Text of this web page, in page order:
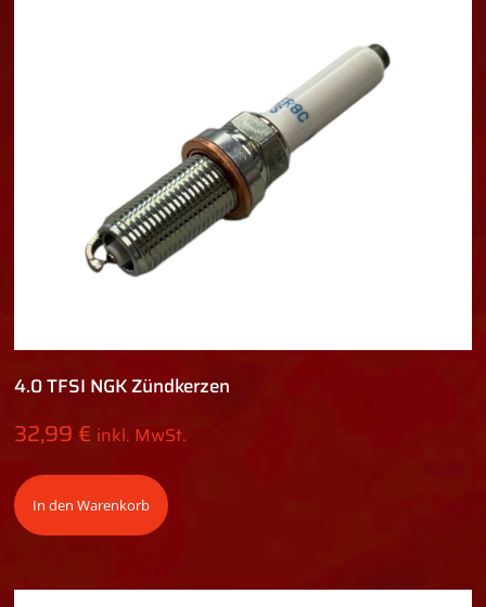
4.0 TFSI NGK Zündkerzen
32,99€ inkl. MwSt.
In den Warenkorb